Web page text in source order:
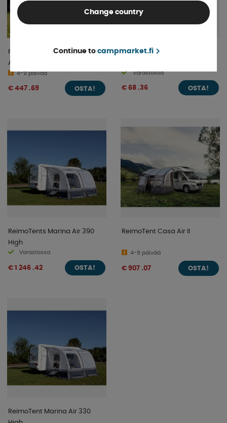
Reimo Aurinkokatos Antigua
Air Retkeilybusseille
4-9 päivää
€ 447 .69 OSTA!
Camp4 12v Pumppu
Varastossa
€ 68 .36 OSTA!
ReimoTents Marina Air 390
High
Varastossa
€ 1 246 .42 OSTA!
ReimoTent Casa Air II
4-9 päivää
€ 907 .07 OSTA!
ReimoTent Marina Air 330
Change country
Continue to campmarket.fi